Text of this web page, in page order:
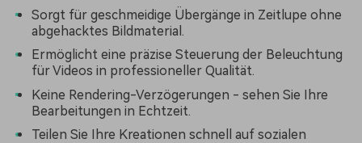
Sorgt für geschmeidige Übergänge in Zeitlupe ohne
abgehacktes Bildmaterial.
Ermöglicht eine präzise Steuerung der Beleuchtung
für Videos in professioneller Qualität.
Keine Rendering-Verzögerungen - sehen Sie Ihre
Bearbeitungen in Echtzeit.
Teilen Sie Ihre Kreationen schnell auf sozialen